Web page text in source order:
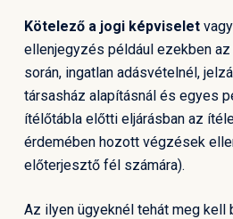
Kötelező a jogi képviselet
ellenjegyzés például ezekben
során, ingatlan adásvételnél,
társasház alapításnál és egyes
ítélőtábla előtti eljárásban az
érdemében hozott végzések
előterjesztő fél számára).
Az ilyen ügyeknél tehát meg kell